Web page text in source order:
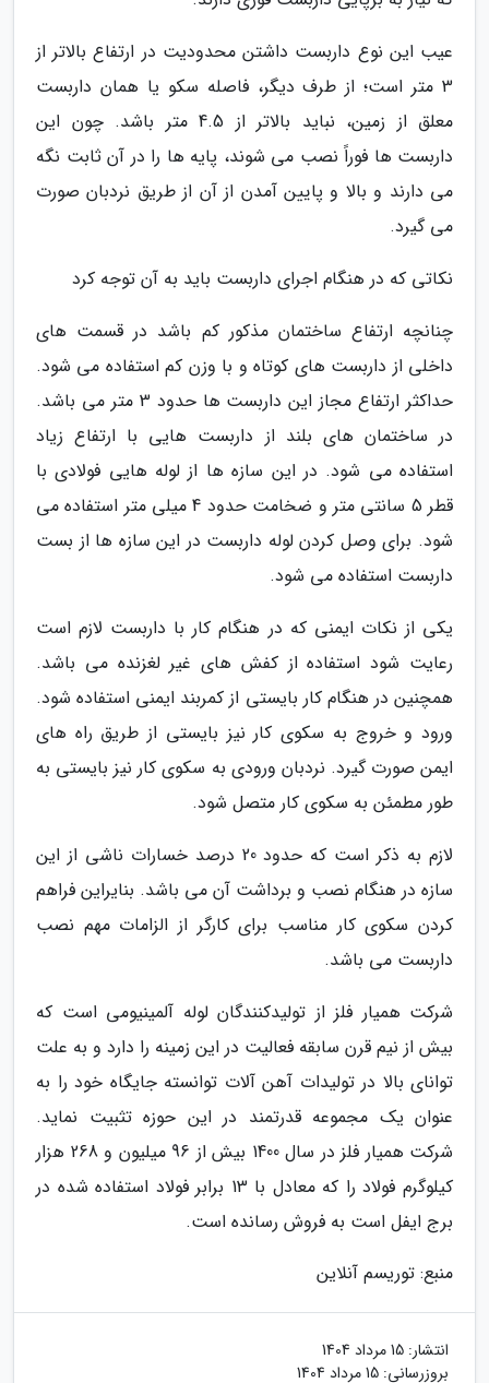
عیب این نوع داربست داشتن محدودیت در ارتفاع بالاتر از
3 متر است؛ از طرف دیگر، فاصله سکو یا همان داربست
معلق از زمین، نباید بالاتر از 4.5 متر باشد. چون این
داربست ها فوراً نصب می شوند، پایه ها را در آن ثابت نگه
می دارند و بالا و پایین آمدن از آن از طریق نردبان صورت
می گیرد.
نکاتی که در هنگام اجرای داربست باید به آن توجه کرد
چنانچه ارتفاع ساختمان مذکور کم باشد در قسمت های
داخلی از داربست های کوتاه و با وزن کم استفاده می شود.
حداکثر ارتفاع مجاز این داربست ها حدود 3 متر می باشد.
در ساختمان های بلند از داربست هایی با ارتفاع زیاد
استفاده می شود. در این سازه ها از لوله هایی فولادی با
قطر 5 سانتی متر و ضخامت حدود 4 میلی متر استفاده می
شود. برای وصل کردن لوله داربست در این سازه ها از بست
داربست استفاده می شود.
یکی از نکات ایمنی که در هنگام کار با داربست لازم است
رعایت شود استفاده از کفش های غیر لغزنده می باشد.
همچنین در هنگام کار بایستی از کمربند ایمنی استفاده شود.
ورود و خروج به سکوی کار نیز بایستی از طریق راه های
ایمن صورت گیرد. نردبان ورودی به سکوی کار نیز بایستی به
طور مطمئن به سکوی کار متصل شود.
لازم به ذکر است که حدود 20 درصد خسارات ناشی از این
سازه در هنگام نصب و برداشت آن می باشد. بنایراین فراهم
کردن سکوی کار مناسب برای کارگر از الزامات مهم نصب
داربست می باشد.
شرکت همیار فلز از تولیدکنندگان لوله آلمینیومی است که
بیش از نیم قرن سابقه فعالیت در این زمینه را دارد و به علت
توانای بالا در تولیدات آهن آلات توانسته جایگاه خود را به
عنوان یک مجموعه قدرتمند در این حوزه تثبیت نماید.
شرکت همیار فلز در سال 1400 بیش از 96 میلیون و 268 هزار
کیلوگرم فولاد را که معادل با 13 برابر فولاد استفاده شده در
برج ایفل است به فروش رسانده است.
منبع: توریسم آنلاین
انتشار: 15 مرداد 1404
بروزرسانی: 15 مرداد 1404